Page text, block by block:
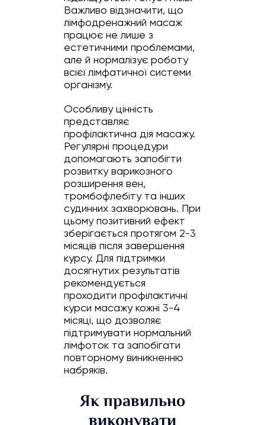
Важливо відзначити, що
лімфодренажний масаж
працює не лише з
естетичними проблемами,
але й нормалізує роботу
всієї лімфатичної системи
організму.
Особливу цінність
представляє
профілактична дія масажу.
Регулярні процедури
допомагають запобігти
розвитку варикозного
розширення вен,
тромбофлебіту та інших
судинних захворювань. При
цьому позитивний ефект
зберігається протягом 2-3
місяців після завершення
курсу. Для підтримки
досягнутих результатів
рекомендується
проходити профілактичні
курси масажу кожні 3-4
місяці, що дозволяє
підтримувати нормальний
лімфоток та запобігати
повторному виникненню
набряків.
Як правильно
виконувати